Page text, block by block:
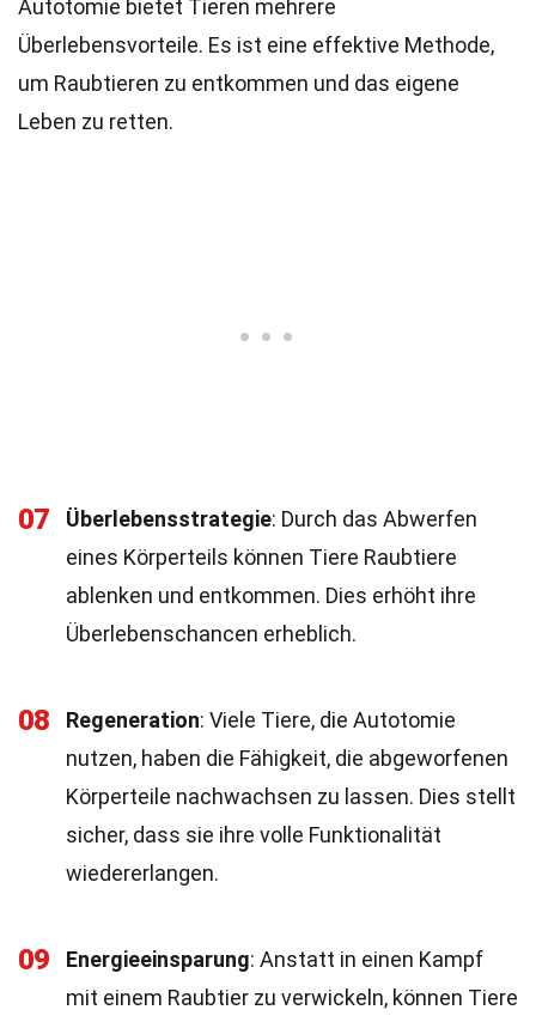
Autotomie bietet Tieren mehrere
Überlebensvorteile. Es ist eine effektive Methode,
um Raubtieren zu entkommen und das eigene
Leben zu retten.
07 Überlebensstrategie: Durch das Abwerfen
eines Körperteils können Tiere Raubtiere
ablenken und entkommen. Dies erhöht ihre
Überlebenschancen erheblich.
08 Regeneration: Viele Tiere, die Autotomie
nutzen, haben die Fähigkeit, die abgeworfenen
Körperteile nachwachsen zu lassen. Dies stellt
sicher, dass sie ihre volle Funktionalität
wiedererlangen.
09 Energieeinsparung: Anstatt in einen Kampf
mit einem Raubtier zu verwickeln, können Tiere